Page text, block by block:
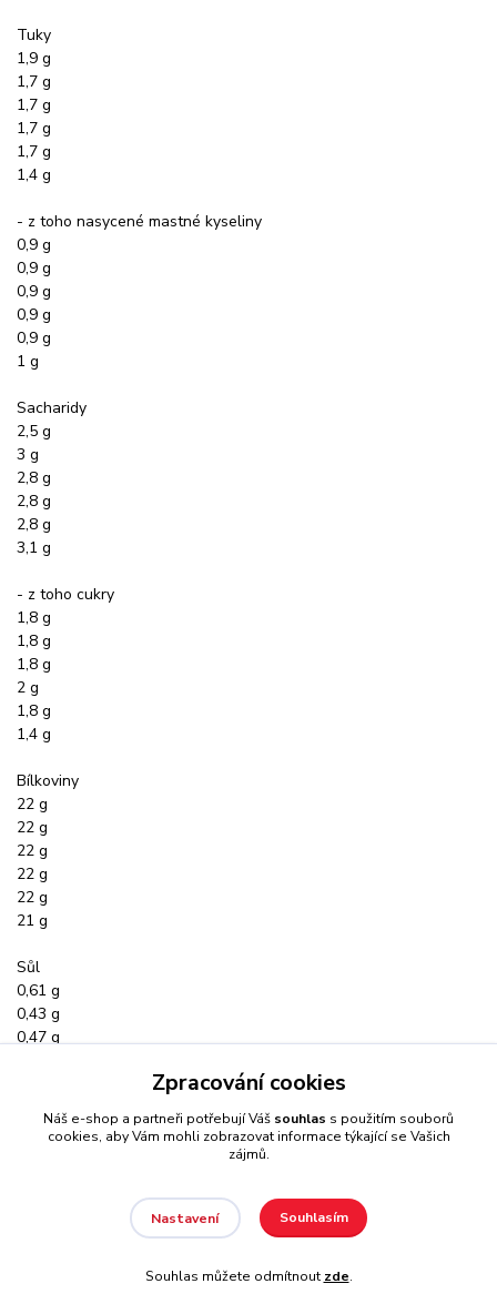
Tuky
1,9 g
1,7 g
1,7 g
1,7 g
1,7 g
1,4 g
- z toho nasycené mastné kyseliny
0,9 g
0,9 g
0,9 g
0,9 g
0,9 g
1 g
Sacharidy
2,5 g
3 g
2,8 g
2,8 g
2,8 g
3,1 g
- z toho cukry
1,8 g
1,8 g
1,8 g
2 g
1,8 g
1,4 g
Bílkoviny
22 g
22 g
22 g
22 g
22 g
21 g
Sůl
0,61 g
0,43 g
0,47 g
Zpracování cookies
Náš e-shop a partneři potřebují Váš souhlas s použitím souborů
cookies, aby Vám mohli zobrazovat informace týkající se Vašich
zájmů.
Nastavení Souhlasím
Souhlas můžete odmítnout zde.